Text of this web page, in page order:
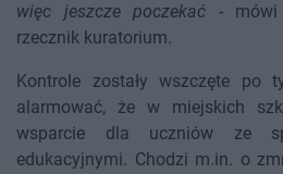
więc jeszcze poczekać -
rzecznik kuratorium.
Kontrole zostały wszczęte po
alarmować, że w miejskich
wsparcie dla uczniów ze
edukacyjnymi. Chodzi m.in. o